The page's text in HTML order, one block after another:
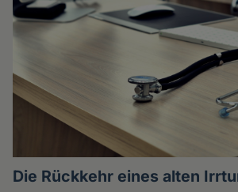
Die Rückkehr eines alten